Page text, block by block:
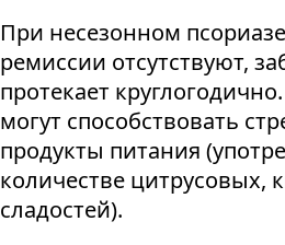
При несезонном
ремиссии отсутствуют,
протекает
могут способствовать
продукты питания
количестве цитрусовых,
сладостей).